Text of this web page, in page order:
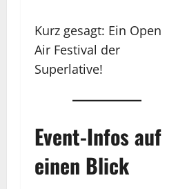
Kurz gesagt: Ein Open
Air Festival der
Superlative!
Event-Infos auf
einen Blick